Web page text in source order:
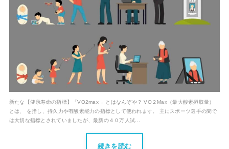
新たな【健康寿命の指標】「VO2max 」とはなんぞや？ VO２Max（最大酸素摂取量）
とは、 を指し、持久力や有酸素能力の指標として使われます。 主にスポーツ選手の間で
は大切な指標とされていましたが、最新の４０万人試...
続きを読む